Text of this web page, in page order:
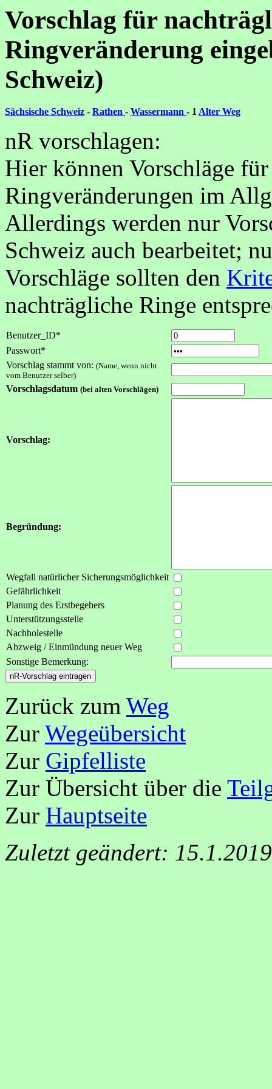
Vorschlag für
Ringveränderung
Schweiz)
Sächsische Schweiz - Rathen - Wassermann - 1 Alter Weg
nR vorschlagen:
Hier können Vorschläge
Ringveränderungen im
Allerdings werden nur
Schweiz auch bearbeitet;
Vorschläge sollten den
nachträgliche Ringe
Benutzer_ID*
Passwort*
Vorschlag stammt von: (Name, wenn nicht
vom Benutzer selber)
Vorschlagsdatum (bei alten Vorschlägen)
Vorschlag:
Begründung:
Wegfall natürlicher Sicherungsmöglichkeit
Gefährlichkeit
Planung des Erstbegehers
Unterstützungsstelle
Nachholestelle
Abzweig / Einmündung neuer Weg
Sonstige Bemerkung:
Zurück zum Weg
Zur Wegeübersicht
Zur Gipfelliste
Zur Übersicht über die
Zur Hauptseite
Zuletzt geändert: